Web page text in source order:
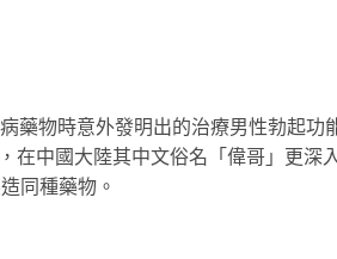
藥物時意外發明出的治療男性勃起
中國大陸其中文俗名「偉哥」更深
同種藥物。